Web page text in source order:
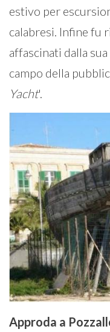
estivo per
calabresi. Infine fu
affascinati dalla
campo della
Yacht'.
Approda a